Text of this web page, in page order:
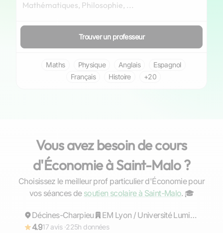
Trouver un professeur
Maths Physique Anglais
Espagnol
Français
Histoire +20
Vous avez besoin de cours
d'Économie à Saint-Malo ?
Choisissez le meilleur prof particulier d'Économie pour
vos séances de soutien scolaire à Saint-Malo. ‍🎓
Répond rapidement
Cécile
Décines-Charpieu
EM Lyon / Université Lumière Lyon II
4.917 avis ·225h données